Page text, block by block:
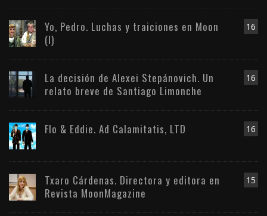
16
Yo, Pedro. Luchas y traiciones en Moon
(I)
16
La decisión de Alexei Stepánovich. Un
relato breve de Santiago Limonche
16
Flo & Eddie. Ad Calamitatis, LTD
15
Txaro Cárdenas. Directora y editora en
Revista MoonMagazine